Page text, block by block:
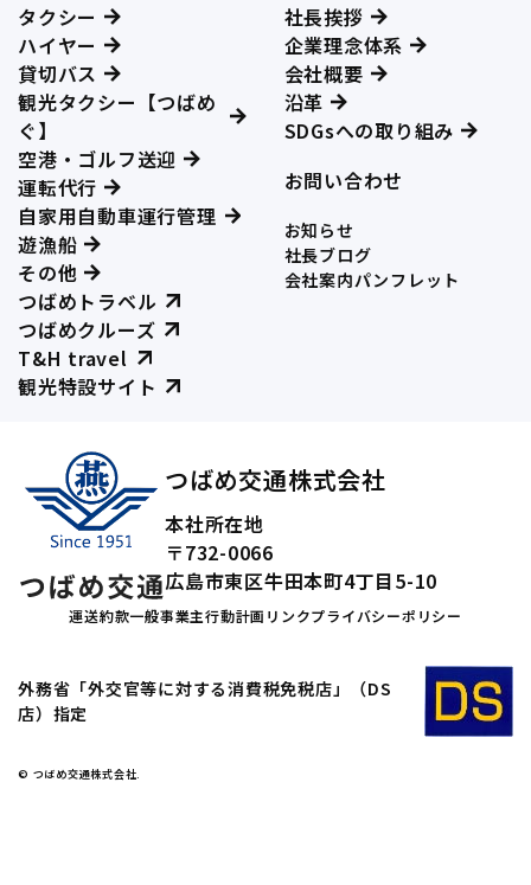
タクシー
ハイヤー
貸切バス
観光タクシー【つばめ
ぐ】
空港・ゴルフ送迎
運転代行
自家用自動車運行管理
遊漁船
その他
つばめトラベル
つばめクルーズ
T&H travel
観光特設サイト
社長挨拶
企業理念体系
会社概要
沿革
SDGsへの取り組み
お問い合わせ
お知らせ
社長ブログ
会社案内パンフレット
つばめ交通株式会社
本社所在地
〒732-0066
広島市東区牛田本町4丁目5-10
運送約款一般事業主行動計画 リンクプライバシーポリシー
外務省「外交官等に対する消費税免税店」（DS
店）指定
© つばめ交通株式会社.